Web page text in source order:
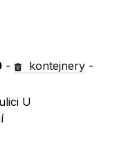
- kontejnery -
U